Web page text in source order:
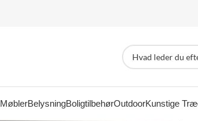
MøblerBelysningBoligtilbehørOutdoorKunstige